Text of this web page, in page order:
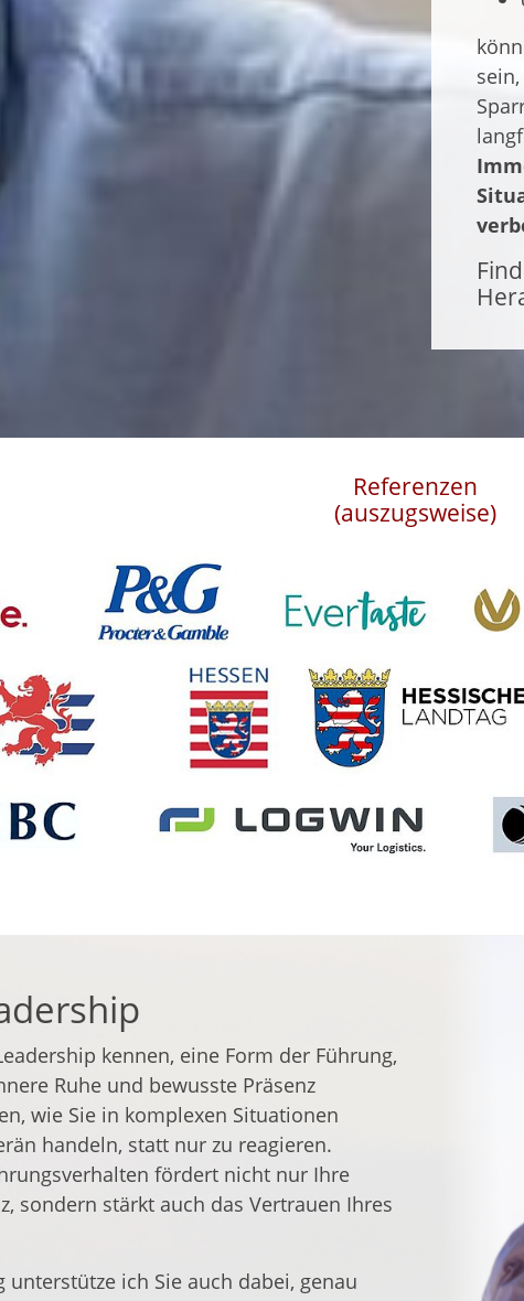
Referenzen
(auszugsweise)
kennen, eine Form der Führung,
Ruhe und bewusste Präsenz
wie Sie in komplexen Situationen
handeln, statt nur zu reagieren.
fördert nicht nur Ihre
sondern stärkt auch das Vertrauen Ihres
unterstütze ich Sie auch dabei, genau